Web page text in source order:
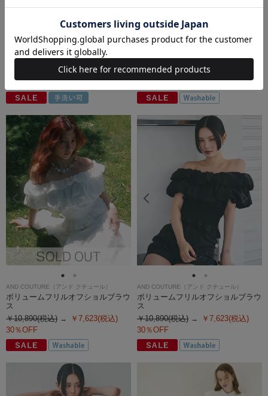
AND COUTURE（アンド クチュール）
バタフライリボンシアーブラウス
￥7,194(税込)
40％OFF
センターZIPデニムスカート
￥14,960(税込)
￥5,984(税込)
60％OFF
AND COUTURE（アンド クチュール）
ボリュームフリルオフショルブラウ
ス
￥10,890(税込)
￥7,623(税込)
30％OFF
AND COUTURE（アンド クチュール）
ボリュームフリルオフショルブラウ
ス
￥10,890(税込)
￥7,623(税込)
30％OFF